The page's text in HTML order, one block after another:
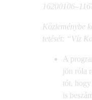
Köz­le­mény­be
te­té­sét: “Víz
A
jön róla
tót,
is